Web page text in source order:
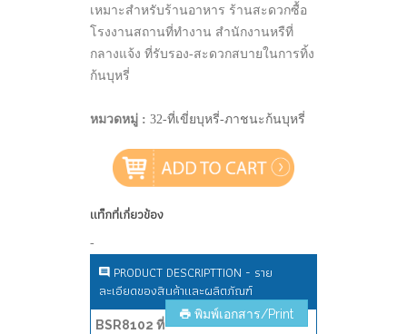
เหมาะสำหรับร้านอาหาร ร้านสะดวกซื้อ
โรงงานสถานที่ทำงาน สำนักงานหรืที่
กลางแจ้ง ที่รับรอง-สะดวกสบายในการทิ้ง
ก้นบุหรี่
หมวดหมู่ : 32-ที่เขี่ยบุหรี่-ภาชนะก้นบุหรี่
แท็กที่เกี่ยวข้อง
-
PRODUCT DESCRIPTTION - ราย
ละเอียดของสินค้าและผลิตภัณฑ์
พิมพ์เอกสาร/Print
BSR8102 ที่